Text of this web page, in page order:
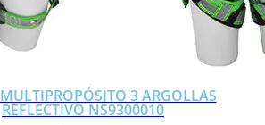
3 ARGOLLAS
REFLECTIVO NS9300010